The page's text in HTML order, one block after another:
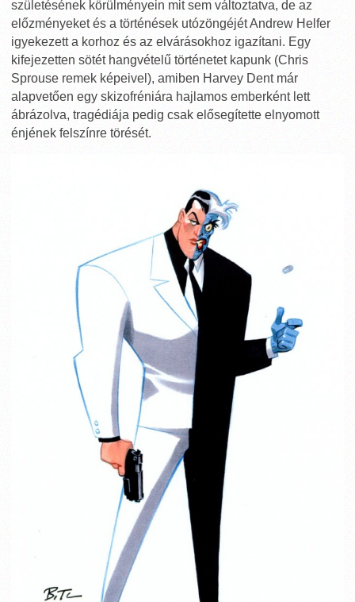
születésének körülményein mit sem változtatva, de az
előzményeket és a történések utózöngéjét Andrew Helfer
igyekezett a korhoz és az elvárásokhoz igazítani. Egy
kifejezetten sötét hangvételű történetet kapunk (Chris
Sprouse remek képeivel), amiben Harvey Dent már
alapvetően egy skizofréniára hajlamos emberként lett
ábrázolva, tragédiája pedig csak elősegítette elnyomott
énjének felszínre törését.